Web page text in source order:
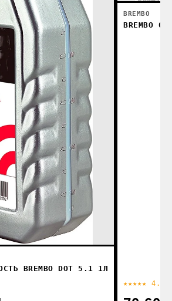
BREMBO DOT 5.1 1Л
BREMBO
BREMBO
★★★★★ 4.9